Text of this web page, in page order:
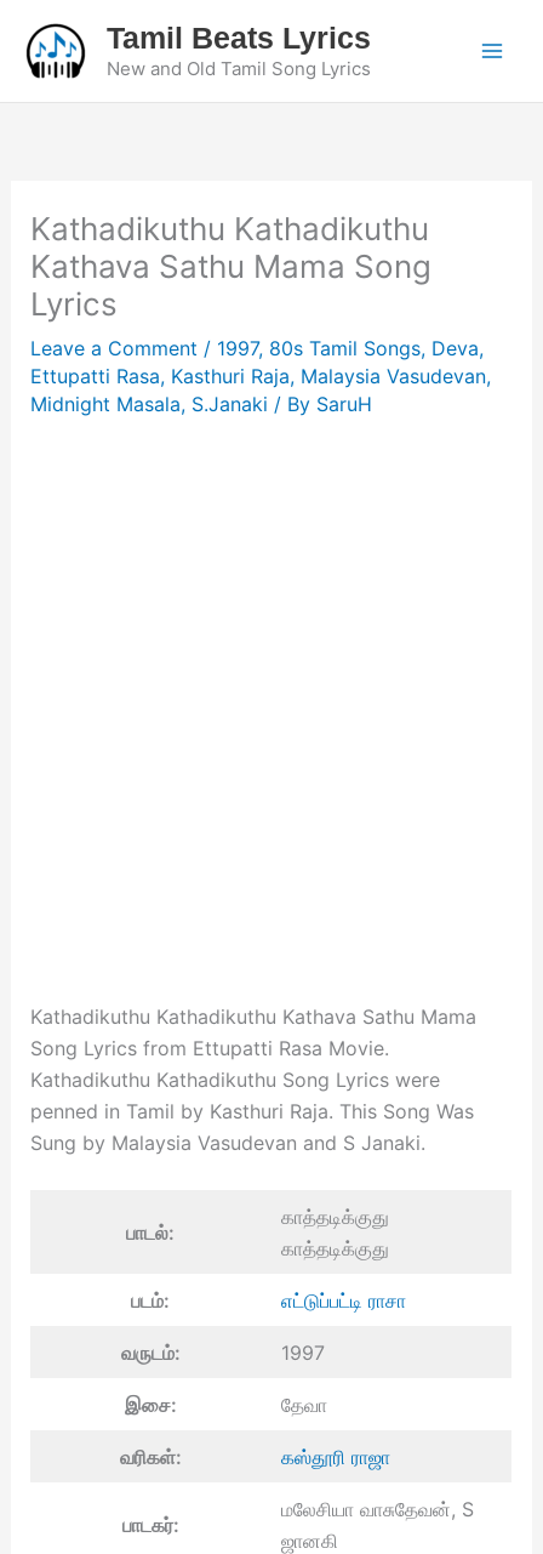
content
Tamil Beats Lyrics
New and Old Tamil Song Lyrics
Kathadikuthu Kathadikuthu
Kathava Sathu Mama Song
Lyrics
Leave a Comment / 1997, 80s Tamil Songs, Deva,
Ettupatti Rasa, Kasthuri Raja, Malaysia Vasudevan,
Midnight Masala, S.Janaki / By SaruH
Kathadikuthu Kathadikuthu Kathava Sathu Mama
Song Lyrics from Ettupatti Rasa Movie.
Kathadikuthu Kathadikuthu Song Lyrics were
penned in Tamil by Kasthuri Raja. This Song Was
Sung by Malaysia Vasudevan and S Janaki.
பாடல்:
காத்தடிக்குது
காத்தடிக்குது
படம்: எட்டுப்பட்டி ராசா
வருடம்: 1997
இசை: தேவா
வரிகள்: கஸ்தூரி ராஜா
பாடகர்:
மலேசியா வாசுதேவன், S
ஜானகி